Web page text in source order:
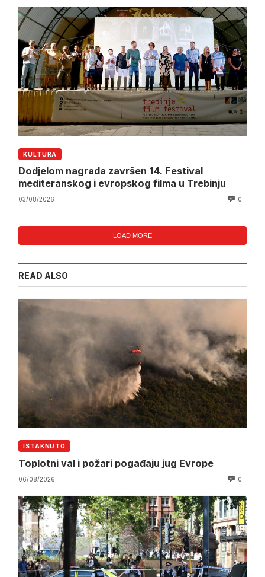
KULTURA
Dodjelom nagrada završen 14. Festival
mediteranskog i evropskog filma u Trebinju
03/08/2026 0
LOAD MORE
READ ALSO
ISTAKNUTO
Toplotni val i požari pogađaju jug Evrope
06/08/2026 0